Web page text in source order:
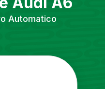
Automatico